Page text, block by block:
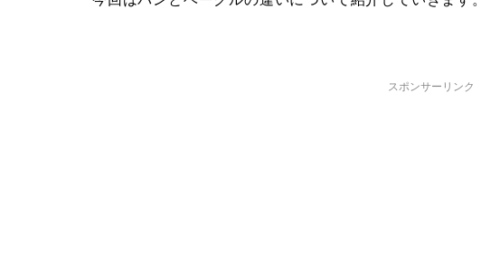
スポンサーリンク